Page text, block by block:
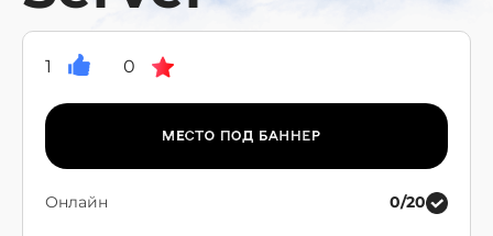
1 0
Онлайн 0/20